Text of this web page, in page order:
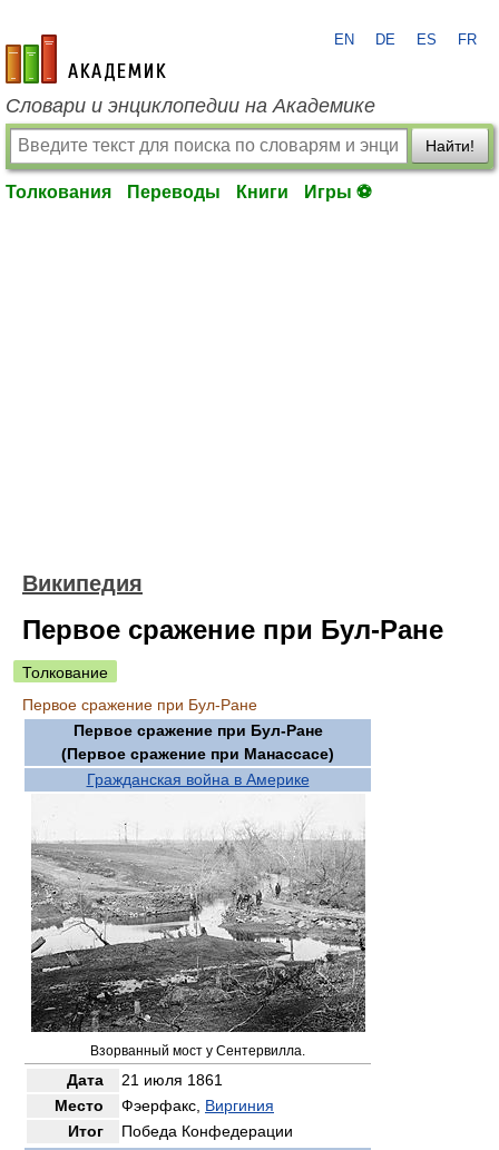
academic.ru
EN DE ES FR
Словари и энциклопедии на Академике
Найти!
Толкования Переводы Книги Игры ⚽
Википедия
Первое сражение при Бул-Ране
Толкование
Первое сражение при Бул-Ране
Первое сражение при Бул-Ране
(Первое сражение при Манассасе)
Гражданская война в Америке
Взорванный мост у Сентервилла.
Дата
21 июля 1861
Место
Фэерфакс, Виргиния
Итог
Победа Конфедерации